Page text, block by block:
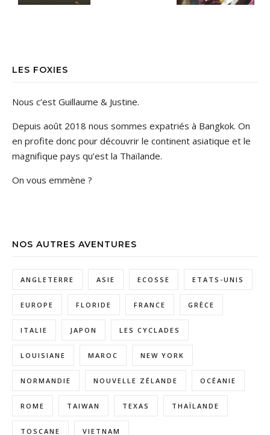
LES FOXIES
Nous c’est Guillaume & Justine.
Depuis août 2018 nous sommes expatriés à Bangkok. On
en profite donc pour découvrir le continent asiatique et le
magnifique pays qu’est la Thaïlande.
On vous emmène ?
NOS AUTRES AVENTURES
ANGLETERRE ASIE ECOSSE ETATS-UNIS
EUROPE FLORIDE FRANCE GRÈCE
ITALIE JAPON LES CYCLADES
LOUISIANE MAROC NEW YORK
NORMANDIE NOUVELLE ZÉLANDE OCÉANIE
ROME TAIWAN TEXAS THAÏLANDE
TOSCANE VIETNAM